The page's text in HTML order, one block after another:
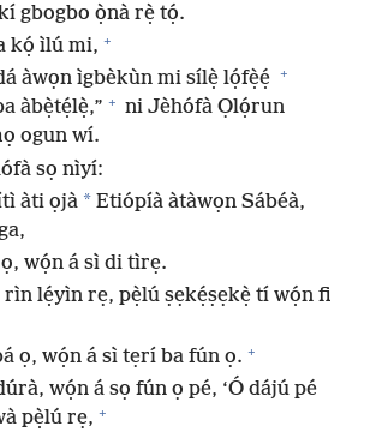
gbogbo ọ̀nà rẹ̀ tọ́.
kọ́ ìlú mi, +
àwọn ìgbèkùn mi sílẹ̀ lọ́fẹ̀ẹ́ +
àbẹ̀tẹ́lẹ̀,” + ni Jèhófà Ọlọ́run
ogun wí.
sọ nìyí:
àti ọjà * Etiópíà àtàwọn Sábéà,
wọ́n á sì di tìrẹ.
rìn lẹ́yìn rẹ, pẹ̀lú ṣẹkẹ́ṣẹkẹ̀ tí wọ́n fi
ọ, wọ́n á sì tẹrí ba fún ọ. +
wọ́n á sọ fún ọ pé, ‘Ó dájú pé
pẹ̀lú rẹ, +